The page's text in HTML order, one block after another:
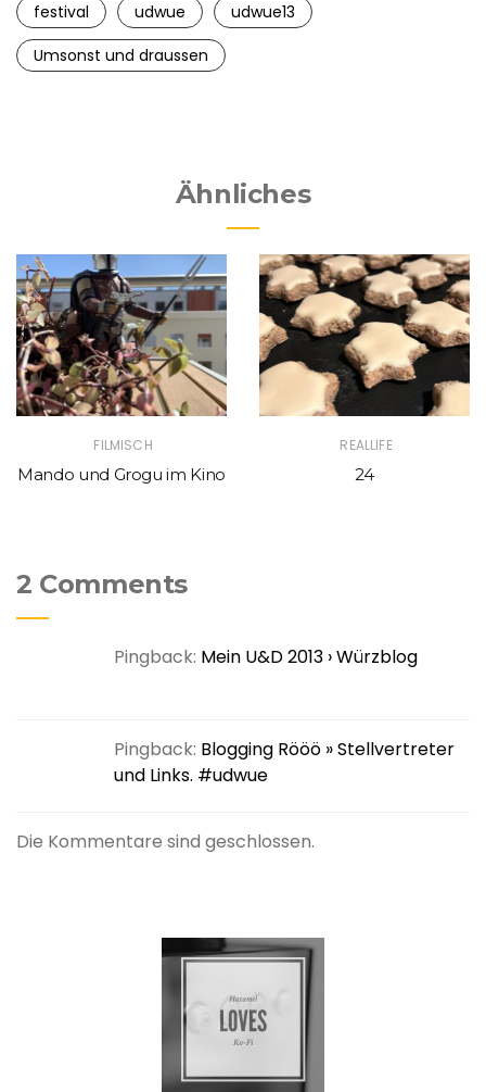
festival udwue
udwue13
Umsonst und draussen
Ähnliches
FILMISCH
Mando und Grogu im Kino
REALLIFE
24
2 Comments
Pingback: Mein U&D 2013 › Würzblog
Pingback: Blogging Rööö » Stellvertreter
und Links. #udwue
Die Kommentare sind geschlossen.